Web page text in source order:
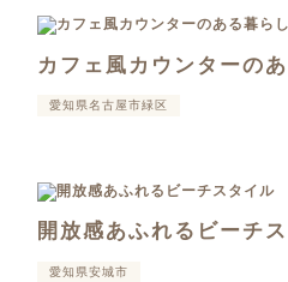
カフェ風カウンターの
愛知県名古屋市緑区
開放感あふれるビーチ
愛知県安城市